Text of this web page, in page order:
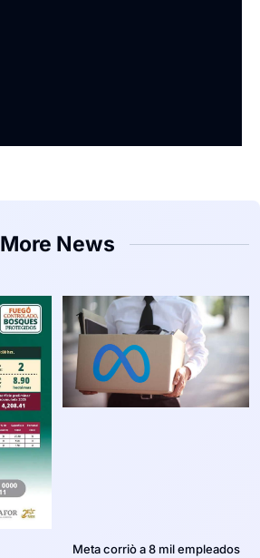
More News
Meta corriò a 8 mil empleados